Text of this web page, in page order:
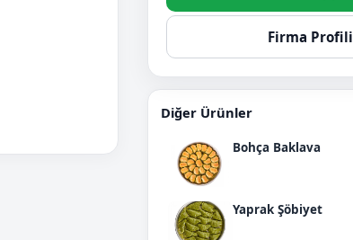
Firma Profili
Diğer Ürünler
Bohça Baklava
Yaprak Şöbiyet